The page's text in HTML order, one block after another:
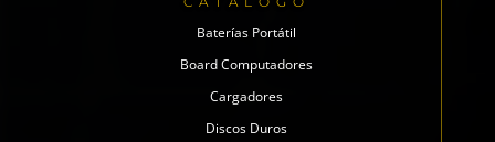
Baterías Portátil
Board Computadores
Cargadores
Discos Duros